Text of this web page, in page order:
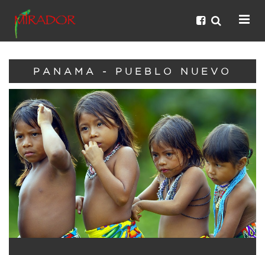
PANAMA - PUEBLO NUEVO